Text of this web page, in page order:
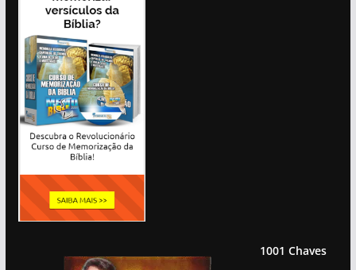
1001 Chaves